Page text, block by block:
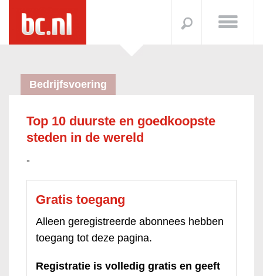
Bedrijfsvoering
Top 10 duurste en goedkoopste
steden in de wereld
-
Gratis toegang
Alleen geregistreerde abonnees hebben
toegang tot deze pagina.
Registratie is volledig gratis en geeft